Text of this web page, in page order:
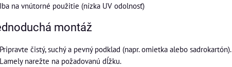
Iba na vnútorné použitie (nízka UV odolnosť)
montáž
Pripravte čistý, suchý a pevný podklad (napr. omietka alebo sadrokartón).
Lamely narežte na požadovanú dĺžku.